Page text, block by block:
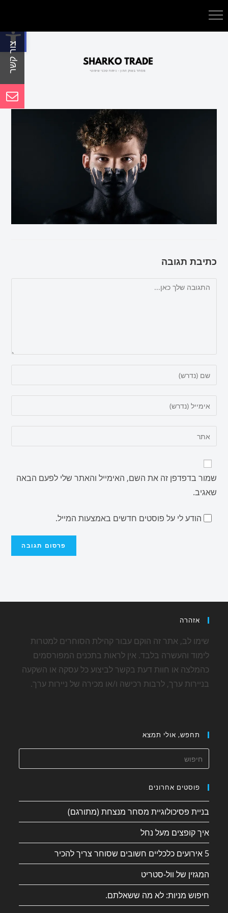
פתח סרגל נגישות
כתיבת תגובה
שמור בדפדפן זה את השם, האימייל והאתר שלי לפעם הבאה
שאגיב.
הודע לי על פוסטים חדשים באמצעות המייל.
אזהרה
שימו לב, אתר זה הוקם עבור קהילת הסוחרים למטרות
לימוד והעשרה בלבד. אין לראות בתכנים המפורסמים
כהמלצה או חוות דעת בקשר לביצוע כל עסקה או השקעה
בניירות ערך, לרבות רכישה ו/או מכירה של ניירות ערך.
תחפש, אולי תמצא
פוסטים אחרונים
בניית פסיכולוגיית מסחר מנצחת (מתורגם)
איך קופצים מעל נחל
5 אירועים כלכליים חשובים שסוחר צריך להכיר
המגזין של וול-סטריט
חיפוש מניות: לא מה ששאלתם.